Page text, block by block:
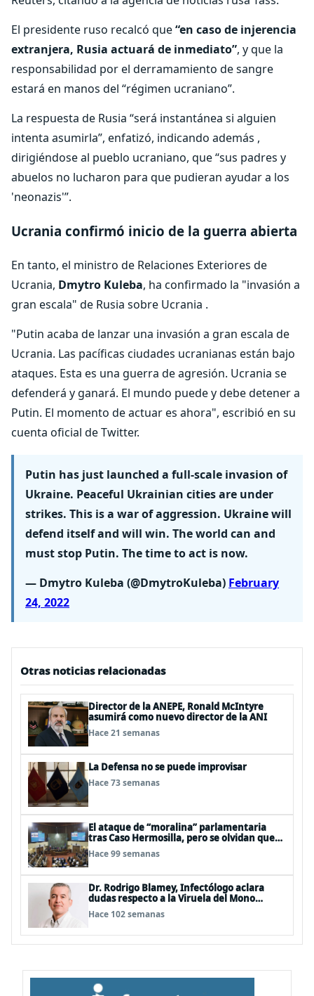
El presidente ruso recalcó que“en caso de injerencia
extranjera, Rusia actuará de inmediato”, y que la
responsabilidad por el derramamiento de sangre
estará en manos del “régimen ucraniano”.
La respuesta de Rusia “será instantánea si alguien
intenta asumirla”, enfatizó, indicando además ,
dirigiéndose al pueblo ucraniano, que “sus padres y
abuelos no lucharon para que pudieran ayudar a los
'neonazis'”.
Ucrania confirmó inicio de la guerra abierta
En tanto, el ministro de Relaciones Exteriores de
Ucrania, Dmytro Kuleba, ha confirmado la "invasión a
gran escala" de Rusia sobre Ucrania .
"Putin acaba de lanzar una invasión a gran escala de
Ucrania. Las pacíficas ciudades ucranianas están bajo
ataques. Esta es una guerra de agresión. Ucrania se
defenderá y ganará. El mundo puede y debe detener a
Putin. El momento de actuar es ahora", escribió en su
cuenta oficial de Twitter.
Putin has just launched a full-scale invasion of
Ukraine. Peaceful Ukrainian cities are under
strikes. This is a war of aggression. Ukraine will
defend itself and will win. The world can and
must stop Putin. The time to act is now.
— Dmytro Kuleba (@DmytroKuleba) February
24, 2022
Otras noticias relacionadas
Director de la ANEPE, Ronald McIntyre
asumirá como nuevo director de la ANI
Hace 21 semanas
La Defensa no se puede improvisar
Hace 73 semanas
El ataque de “moralina” parlamentaria
tras Caso Hermosilla, pero se olvidan que
son los peor evaluados
Hace 99 semanas
Dr. Rodrigo Blamey, Infectólogo aclara
dudas respecto a la Viruela del Mono
(MPOX)
Hace 102 semanas